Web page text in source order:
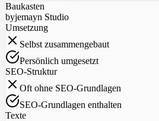
Baukasten
byjemayn Studio
Umsetzung
Selbst zusammengebaut
Persönlich umgesetzt
SEO-Struktur
Oft ohne SEO-Grundlagen
SEO-Grundlagen enthalten
Texte